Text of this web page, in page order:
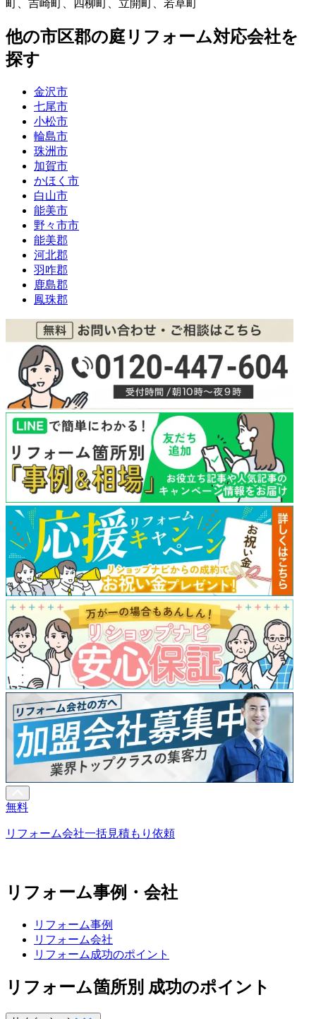
町
吉崎町 四柳町 立開町 若草町
他の市区郡の庭リフォーム対応会社を
探す
金沢市
七尾市
小松市
輪島市
珠洲市
加賀市
かほく市
白山市
能美市
野々市市
能美郡
河北郡
羽咋郡
鹿島郡
鳳珠郡
無料
リフォーム会社一括見積もり依頼
リフォーム事例・会社
リフォーム事例
リフォーム会社
リフォーム成功のポイント
リフォーム箇所別 成功のポイント